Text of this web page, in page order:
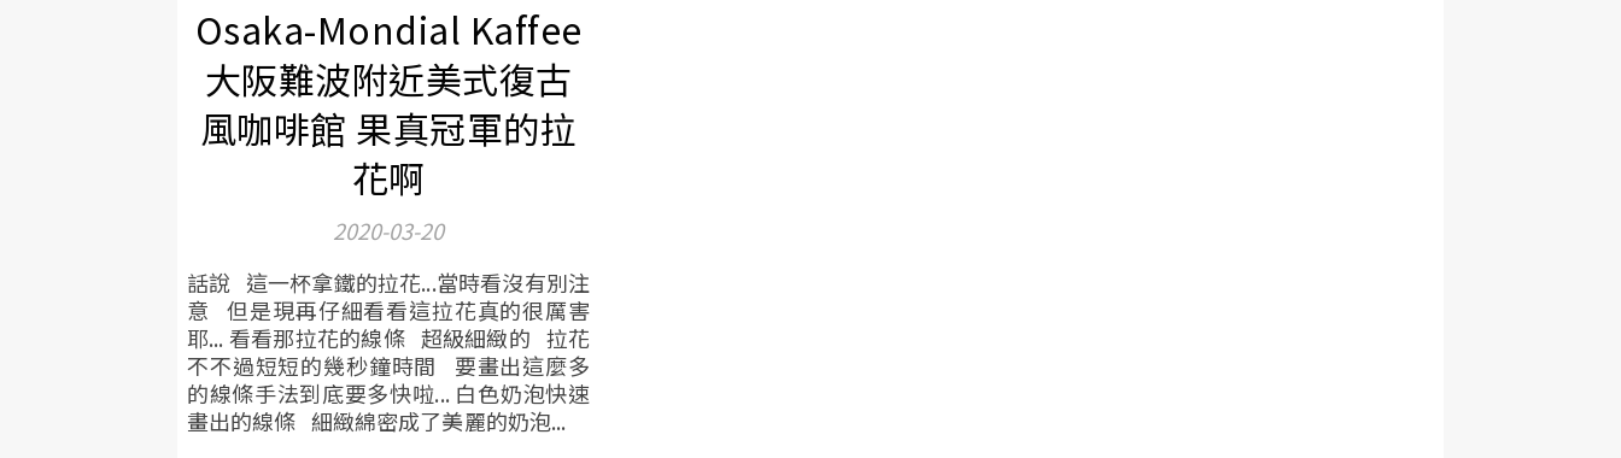
Osaka-Mondial Kaffee
大阪難波附近美式復古
風咖啡館 果真冠軍的拉
花啊
2020-03-20
話說 這一杯拿鐵的拉花...當時看沒有別注
意 但是現再仔細看看這拉花真的很厲害
耶... 看看那拉花的線條 超級細緻的 拉花
不不過短短的幾秒鐘時間 要畫出這麼多
的線條手法到底要多快啦... 白色奶泡快速
畫出的線條 細緻綿密成了美麗的奶泡...